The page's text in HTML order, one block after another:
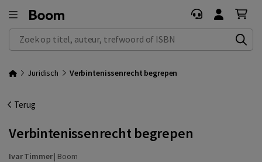
Zoek op titel, auteur, trefwoord of ISBN
Juridisch Verbintenissenrecht begrepen
Terug
Verbintenissenrecht begrepen
Ivar Timmer| Boom